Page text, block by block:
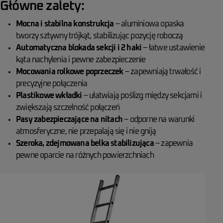
Główne zalety:
Mocna i stabilna konstrukcja – aluminiowa opaska
tworzy sztywny trójkąt, stabilizując pozycję roboczą
Automatyczna blokada sekcji i 2 haki– łatwe ustawienie
kąta nachylenia i pewne zabezpieczenie
Mocowania rolkowe poprzeczek– zapewniają trwałość i
precyzyjne połączenia
Plastikowe wkładki – ułatwiają poślizg między sekcjami i
zwiększają szczelność połączeń
Pasy zabezpieczające na nitach– odporne na warunki
atmosferyczne, nie przepalają się i nie gniją
Szeroka, zdejmowana belka stabilizująca– zapewnia
pewne oparcie na różnych powierzchniach